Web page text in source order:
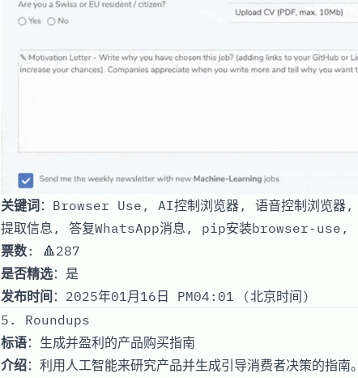
关键词：Browser Use, AI控制浏览器, 语音控制浏览器,
提取信息, 答复WhatsApp消息, pip安装browser-use,
票数: 🔺287
是否精选：是
发布时间 ：2025年01月16日 PM04:01 (北京时间)
5. Roundups
标语：生成并盈利的产品购买指南
介绍：利用人工智能来研究产品并生成引导消费者决策的指